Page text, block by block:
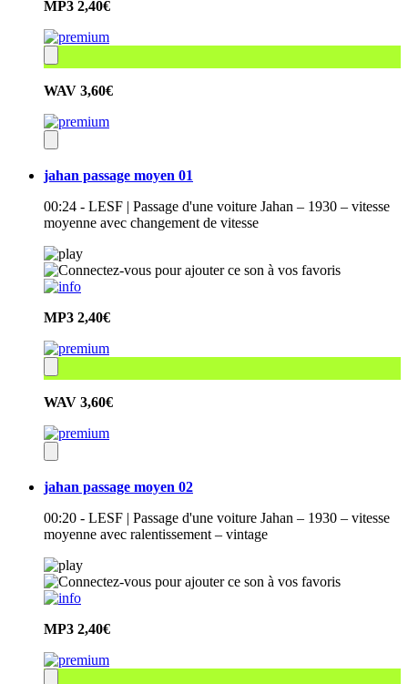
MP3 2,40€
WAV 3,60€
jahan passage moyen 01
00:24 - LESF | Passage d'une voiture Jahan – 1930 – vitesse
moyenne avec changement de vitesse
MP3 2,40€
WAV 3,60€
jahan passage moyen 02
00:20 - LESF | Passage d'une voiture Jahan – 1930 – vitesse
moyenne avec ralentissement – vintage
MP3 2,40€